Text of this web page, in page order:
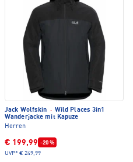
Jack Wolfskin · Wild Places 3in1
Wanderjacke mit Kapuze
Herren
€ 199,99 -20 %
UVP* € 249,99